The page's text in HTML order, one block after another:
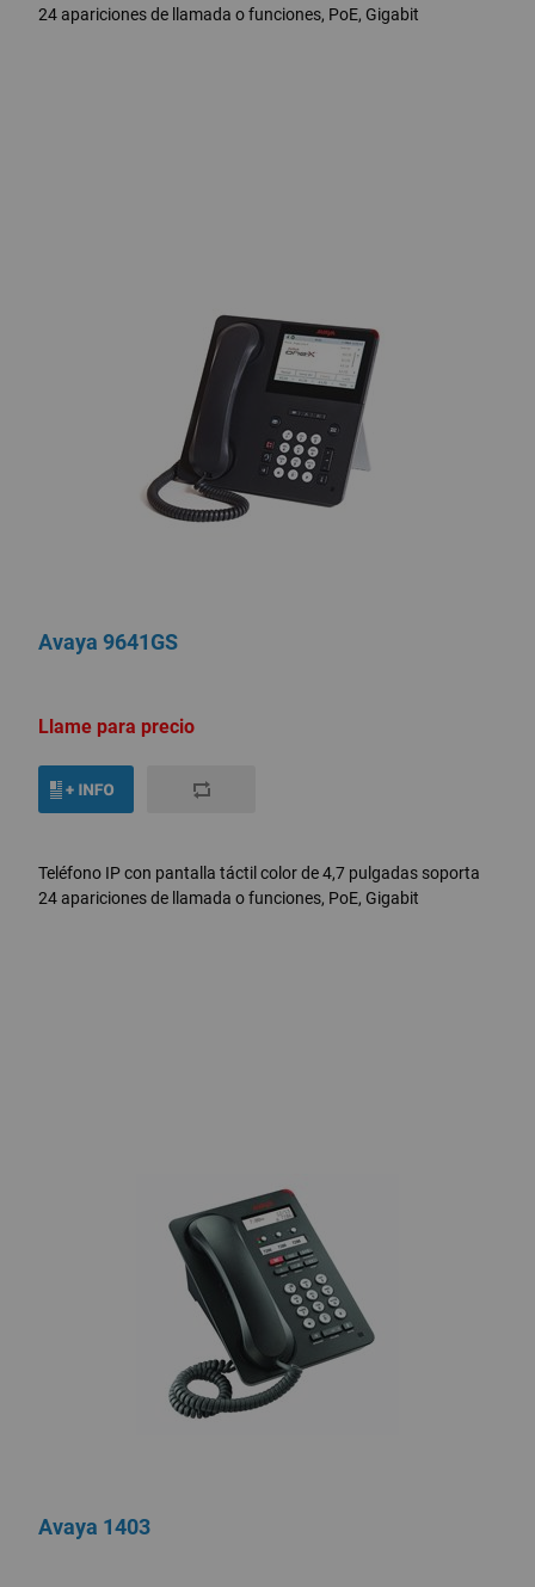
24 apariciones de llamada o funciones, PoE, Gigabit
Avaya 9641GS
Llame para precio
Teléfono IP con pantalla táctil color de 4,7 pulgadas soporta
24 apariciones de llamada o funciones, PoE, Gigabit
Avaya 1403